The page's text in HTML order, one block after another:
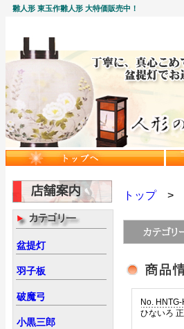
雛人形 東玉作雛人形 大特価販売中！
盆提灯
羽子板
破魔弓
小黒三郎
トップ>
No.
ひないろ